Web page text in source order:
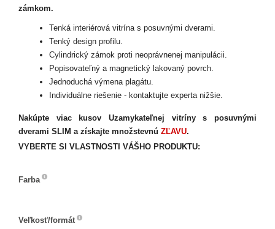
zámkom.
Tenká interiérová vitrína s posuvnými dverami.
Tenký design profilu.
Cylindrický zámok proti neoprávnenej manipulácii.
Popisovateľný a magnetický lakovaný povrch.
Jednoduchá výmena plagátu.
Individuálne riešenie - kontaktujte experta nižšie.
Nakúpte viac kusov Uzamykateľnej vitríny s posuvnými
dverami SLIM a získajte množstevnú ZĽAVU.
VYBERTE SI VLASTNOSTI VÁŠHO PRODUKTU:
Farba
Veľkosť/formát